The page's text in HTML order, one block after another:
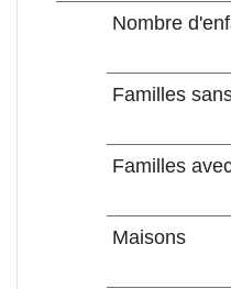
Nombre
Familles
Familles
Maisons